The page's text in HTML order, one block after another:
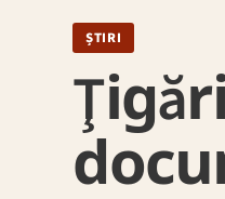
ȘTIRI